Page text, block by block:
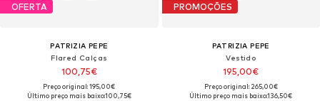
OFERTA
PATRIZIA PEPE
Flared Calças
100,75€
Preço original: 195,00€
Último preço mais baixo:100,75€
PROMOÇÕES
PATRIZIA PEPE
Vestido
195,00€
Preço original: 265,00€
Último preço mais baixo:136,50€